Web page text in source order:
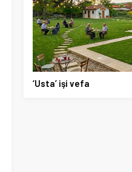
‘Usta’ işi vefa